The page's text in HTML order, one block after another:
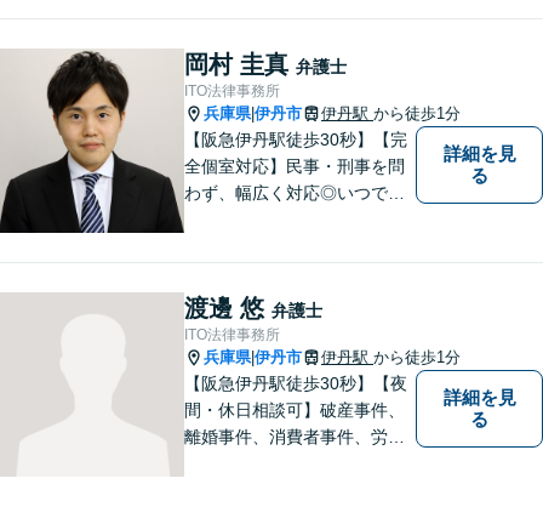
します。まずはお気軽にご相
談にいらしてください。【休
日夜間相談可】
岡村 圭真 弁護士
ITO法律事務所
兵庫県|伊丹市 伊丹駅 から徒歩1分
【阪急伊丹駅徒歩30秒】【完
全個室対応】民事・刑事を問
わず、幅広く対応◎いつでも
れず、尽力してまいります。
【メーカー法務経験あり】
詳細を見
る
渡邊 悠 弁護士
ITO法律事務所
兵庫県|伊丹市 伊丹駅 から徒歩1分
【阪急伊丹駅徒歩30秒】【夜
間・休日相談可】破産事件、
離婚事件、消費者事件、労働
詳細を見
る